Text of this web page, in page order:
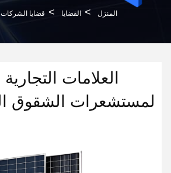
المنزل > القضايا > قضايا الشركات حول العلامات
العلامات
لمستشعرات الشقوق